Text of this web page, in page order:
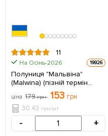
11
На Осінь-2026 19926
Полуниця "Мальвіна"
(Malwina) (пізній термін
дозрівання) 5 шт в упаковці
ціна 179грн 153 грн
30.43 грн/шт
- +